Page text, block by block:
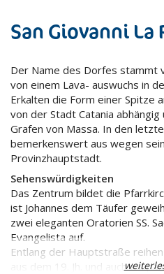
San Giovanni La
Der Name des Dorfes stammt
von einem Lava- auswuchs in
Erkalten die Form einer Spitze
von der Stadt Catania
Grafen von Massa. In den
bemerkenswert aus wegen
Provinzhauptstadt.
Sehenswürdigkeiten
Das Zentrum bildet die
ist Johannes dem Täufer
zwei eleganten Oratorien SS.
Evangelista auf.
Entlang der Hauptstraße
aus dem 19. Jh. und auch ein